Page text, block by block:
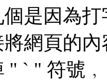
是因為
網頁的
` " 符號﹐